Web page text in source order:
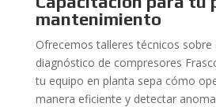
mantenimiento
Ofrecemos talleres técnicos
diagnóstico de compresores
tu equipo en planta sepa cómo
manera eficiente y detectar